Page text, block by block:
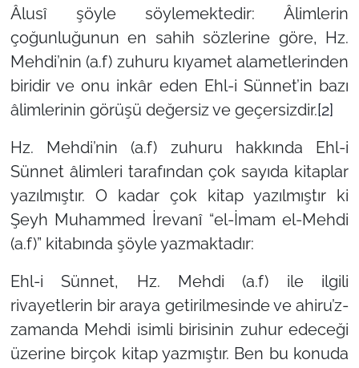
Âlusî şöyle söylemektedir: Âlimlerin
çoğunluğunun en sahih sözlerine göre, Hz.
Mehdi’nin (a.f) zuhuru kıyamet alametlerinden
biridir ve onu inkâr eden Ehl-i Sünnet’in bazı
âlimlerinin görüşü değersiz ve geçersizdir.[2]
Hz. Mehdi’nin (a.f) zuhuru hakkında Ehl-i
Sünnet âlimleri tarafından çok sayıda kitaplar
yazılmıştır. O kadar çok kitap yazılmıştır ki
Şeyh Muhammed İrevanî “el-İmam el-Mehdi
(a.f)” kitabında şöyle yazmaktadır:
Ehl-i Sünnet, Hz. Mehdi (a.f) ile ilgili
rivayetlerin bir araya getirilmesinde ve ahiru’z-
zamanda Mehdi isimli birisinin zuhur edeceği
üzerine birçok kitap yazmıştır. Ben bu konuda